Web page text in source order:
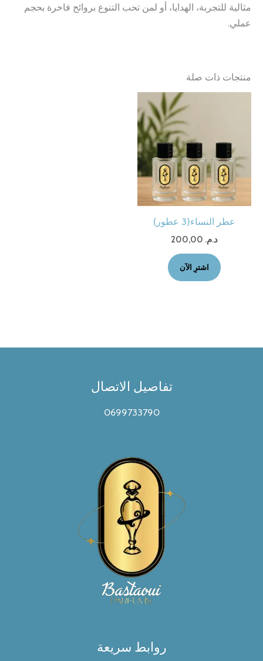
مثالية للتجربة، الهدايا، أو لمن تحب التنوع بروائح فاخرة بحجم
عملي.
منتجات ذات صلة
عطر النساء(3 عطور)
د.م.
اشترِ الآن
تفاصيل الاتصال
0699733790
روابط سريعة